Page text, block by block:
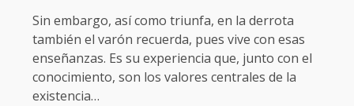
Sin embargo, así como triunfa, en la derrota
también el varón recuerda, pues vive con esas
enseñanzas. Es su experiencia que, junto con el
conocimiento, son los valores centrales de la
existencia…